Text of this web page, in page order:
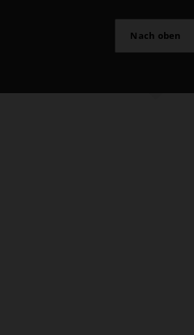
Nach oben